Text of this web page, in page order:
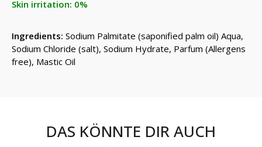
Skin irritation: 0%
Ingredients: Sodium Palmitate (saponified palm oil) Aqua,
Sodium Chloride (salt), Sodium Hydrate, Parfum (Allergens
free), Mastic Oil
DAS KÖNNTE DIR AUCH